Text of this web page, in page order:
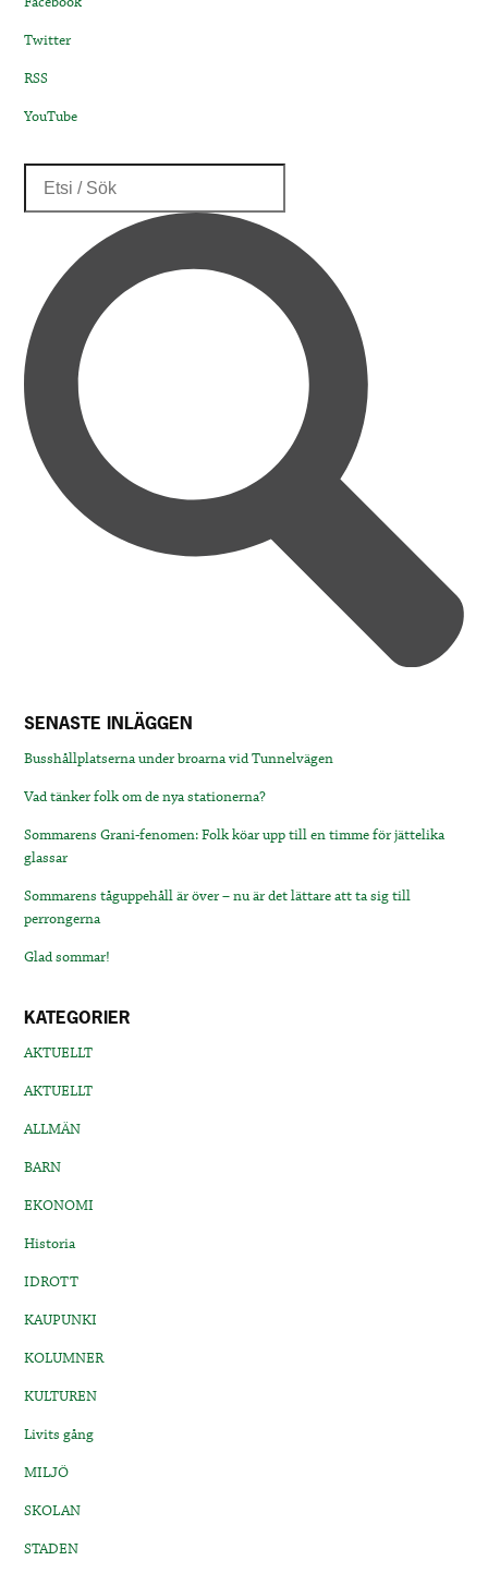
Twitter
RSS
YouTube
SENASTE INLÄGGEN
Busshållplatserna under broarna vid Tunnelvägen
Vad tänker folk om de nya stationerna?
Sommarens Grani-fenomen: Folk köar upp till en timme för jättelika
glassar
Sommarens tåguppehåll är över – nu är det lättare att ta sig till
perrongerna
Glad sommar!
KATEGORIER
AKTUELLT
AKTUELLT
ALLMÄN
BARN
EKONOMI
Historia
IDROTT
KAUPUNKI
KOLUMNER
KULTUREN
Livits gång
MILJÖ
SKOLAN
STADEN